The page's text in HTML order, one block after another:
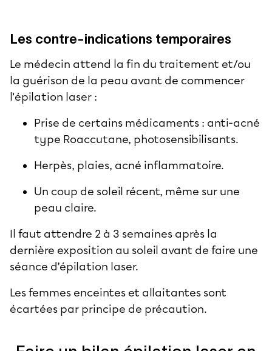
Les contre-indications temporaires
Le médecin attend la fin du traitement et/ou
la guérison de la peau avant de commencer
l'épilation laser :
Prise de certains médicaments : anti-acné
type Roaccutane, photosensibilisants.
Herpès, plaies, acné inflammatoire.
Un coup de soleil récent, même sur une
peau claire.
Il faut attendre 2 à 3 semaines après la
dernière exposition au soleil avant de faire une
séance d’épilation laser.
Les femmes enceintes et allaitantes sont
écartées par principe de précaution.